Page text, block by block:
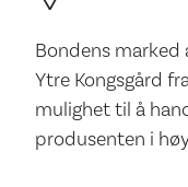
Bondens marked
Ytre Kongsgård
mulighet til å
produsenten i